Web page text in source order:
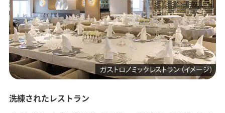
洗練されたレストラン